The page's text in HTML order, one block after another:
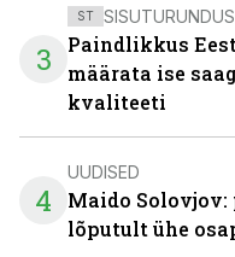
3
ST SISUTURUNDUS
Paindlikkus
määrata ise
kvaliteeti
4
UUDISED
Maido
lõputult ühe